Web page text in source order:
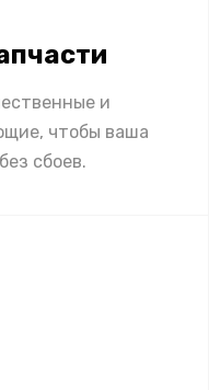
и
чтобы ваша
сбоев.